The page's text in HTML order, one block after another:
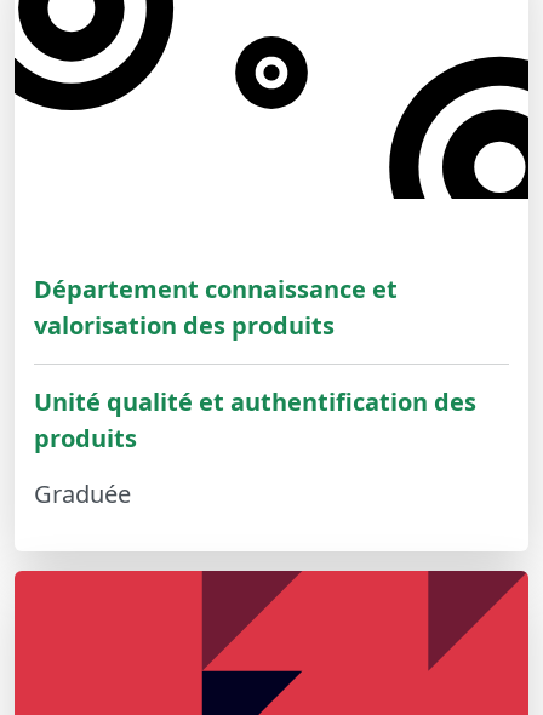
Département connaissance et
valorisation des produits
Unité qualité et authentification des
produits
Graduée